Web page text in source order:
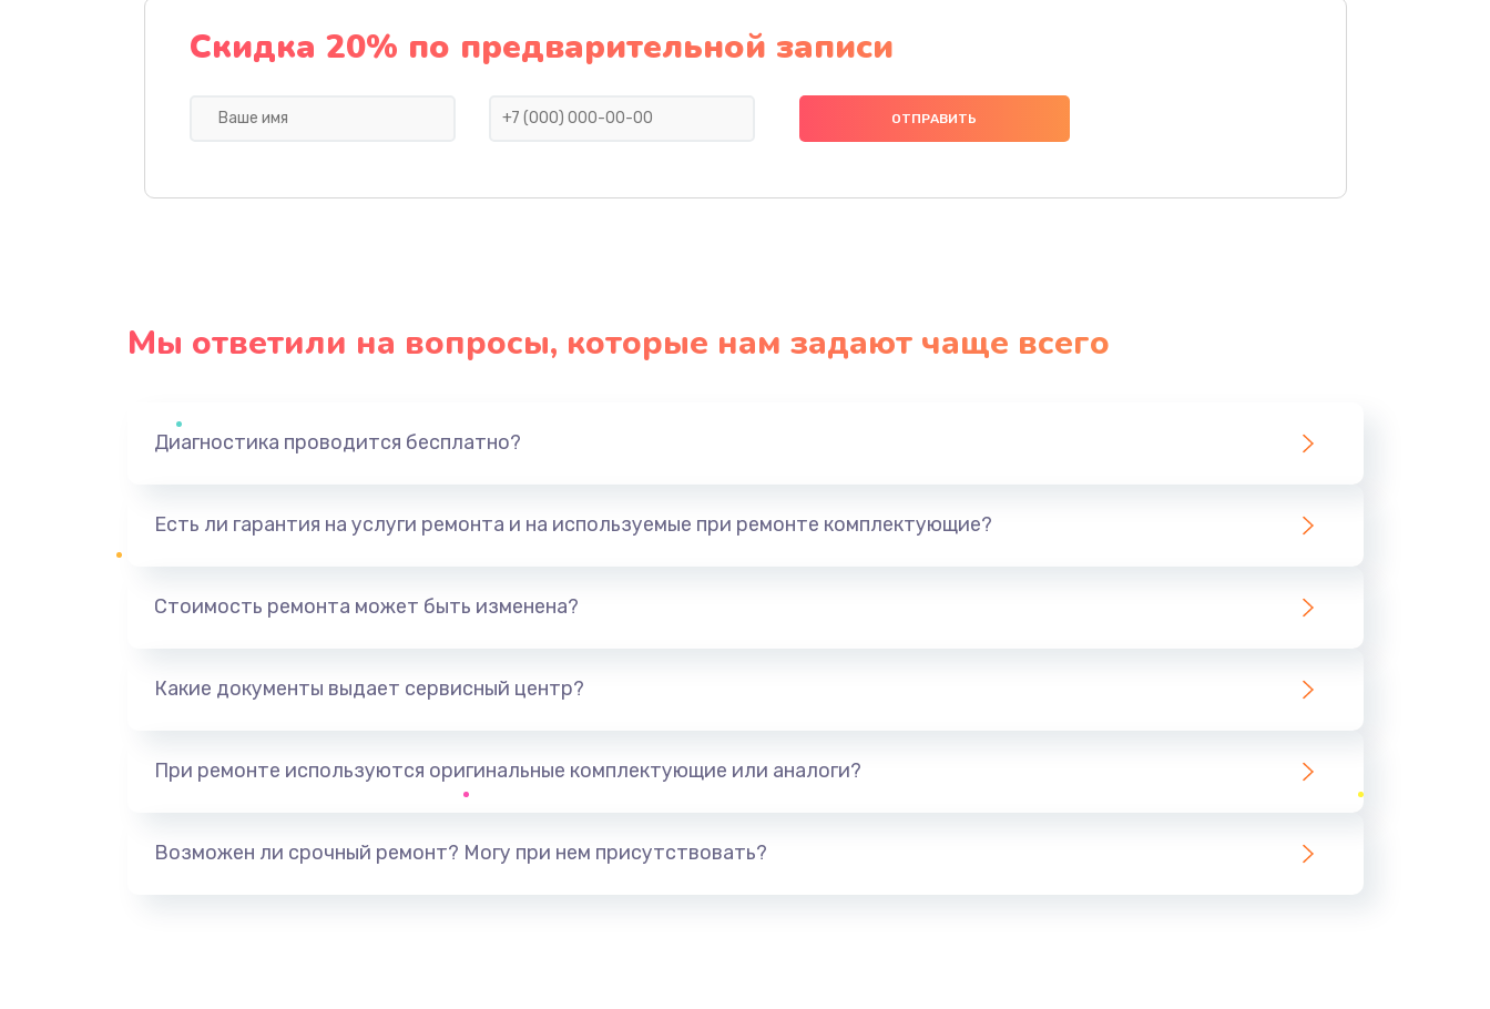
Скидка 20% по предварительной записи
Мы ответили на вопросы, которые нам задают чаще всего
Диагностика проводится бесплатно?
Есть ли гарантия на услуги ремонта и на используемые при ремонте комплектующие?
Стоимость ремонта может быть изменена?
Какие документы выдает сервисный центр?
При ремонте используются оригинальные комплектующие или аналоги?
Возможен ли срочный ремонт? Могу при нем присутствовать?